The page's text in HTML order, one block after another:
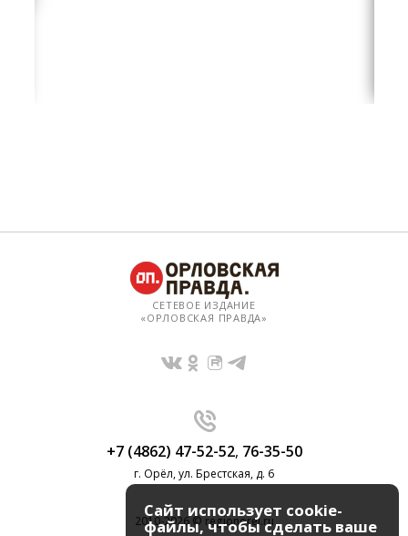
СЕТЕВОЕ ИЗДАНИЕ
«ОРЛОВСКАЯ ПРАВДА»
+7 (4862) 47-52-52, 76-35-50
г. Орёл, ул. Брестская, д. 6
2010-2026 © regionorel.ru
Сайт использует cookie-
файлы, чтобы сделать ваше